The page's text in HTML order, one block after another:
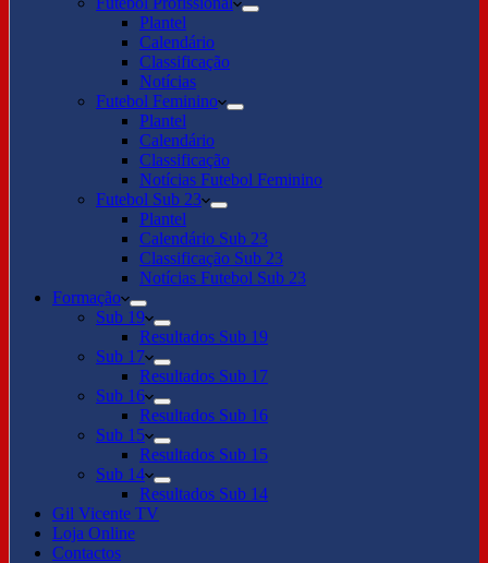
Plantel
Calendário
Classificação
Notícias
Futebol Feminino
Plantel
Calendário
Classificação
Notícias Futebol Feminino
Futebol Sub 23
Plantel
Calendário Sub 23
Classificação Sub 23
Notícias Futebol Sub 23
Formação
Sub 19
Resultados Sub 19
Sub 17
Resultados Sub 17
Sub 16
Resultados Sub 16
Sub 15
Resultados Sub 15
Sub 14
Resultados Sub 14
Gil Vicente TV
Loja Online
Contactos